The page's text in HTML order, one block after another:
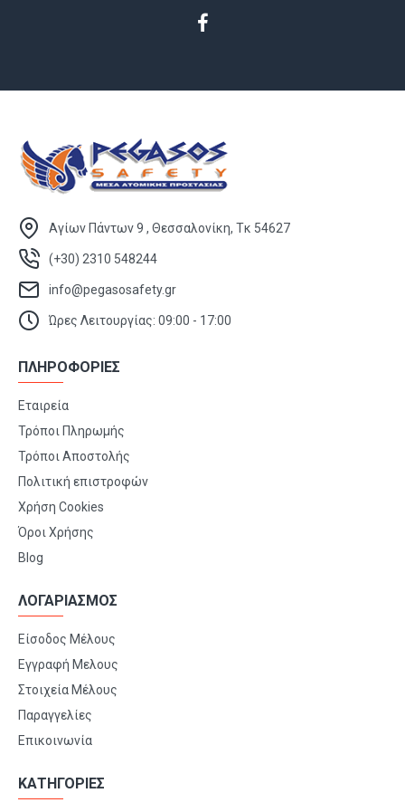
Αγίων Πάντων 9 , Θεσσαλονίκη, Τκ 54627
(+30) 2310 548244
info@pegasosafety.gr
Ώρες Λειτουργίας: 09:00 - 17:00
ΠΛΗΡΟΦΟΡΙΕΣ
Εταιρεία
Τρόποι Πληρωμής
Τρόποι Αποστολής
Πολιτική επιστροφών
Χρήση Cookies
Όροι Χρήσης
Blog
ΛΟΓΑΡΙΑΣΜΟΣ
Είσοδος Μέλους
Εγγραφή Μελους
Στοιχεία Μέλους
Παραγγελίες
Επικοινωνία
ΚΑΤΗΓΟΡΙΕΣ